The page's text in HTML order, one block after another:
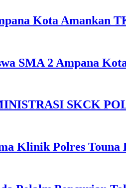
Kota Amankan
SMA 2 Ampana
SKCK
Klinik Polres Touna